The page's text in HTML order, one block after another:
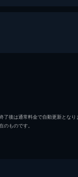
後は通常料金で自動更新となり
ものです。